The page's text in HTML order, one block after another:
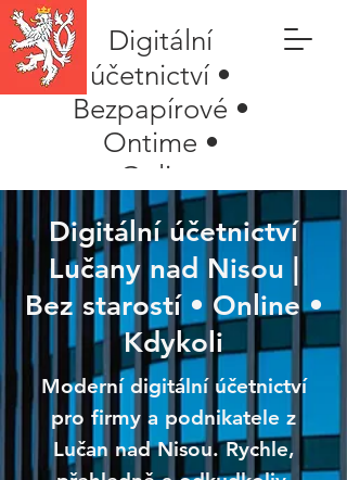
Digitální
účetnictví •
Bezpapírové •
Ontime •
Online
Digitální účetnictví
Lučany nad Nisou |
Bez starostí • Online •
Kdykoli
Moderní digitální účetnictví
pro firmy a podnikatele z
Lučan nad Nisou. Rychle,